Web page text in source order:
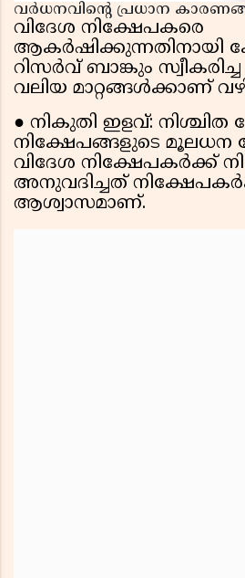
വർധനവിൻ്റെ പ്രധാന
വിദേശ നിക്ഷേപകരെ
ആകർഷിക്കുന്നതിനായി
റിസർവ് ബാങ്കും
വലിയ മാറ്റങ്ങൾക്കാണ്
● നികുതി ഇളവ്: നിശ്ചിത
നിക്ഷേപങ്ങളുടെ മൂലധന
വിദേശ നിക്ഷേപകർക്ക്
അനുവദിച്ചത്
ആശ്വാസമാണ്.